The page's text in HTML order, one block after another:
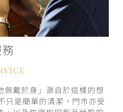
佩戴於身」源自於這樣的想
只是簡單的清潔，門市亦受